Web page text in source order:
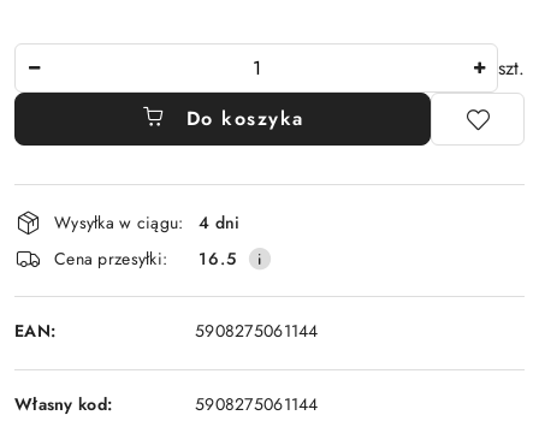
szt.
Do koszyka
Dostępność
i
dostawa
Wysyłka w ciągu:
4 dni
Cena przesyłki:
16.5
EAN: 5908275061144
Własny kod: 5908275061144